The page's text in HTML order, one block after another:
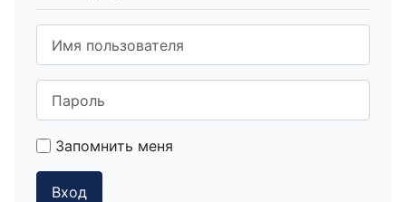
Запомнить меня
Вход